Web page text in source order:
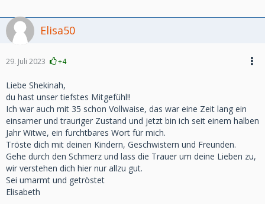
Elisa50
29. Juli 2023 +4
Liebe Shekinah,
du hast unser tiefstes Mitgefühl!!
Ich war auch mit 35 schon Vollwaise, das war eine Zeit lang ein
einsamer und trauriger Zustand und jetzt bin ich seit einem halben
Jahr Witwe, ein furchtbares Wort für mich.
Tröste dich mit deinen Kindern, Geschwistern und Freunden.
Gehe durch den Schmerz und lass die Trauer um deine Lieben zu,
wir verstehen dich hier nur allzu gut.
Sei umarmt und getröstet
Elisabeth